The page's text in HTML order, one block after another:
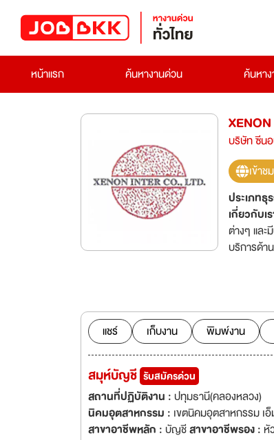
หน้าแรก
ค้นหางานด่วน ค้นหา
บริษัท ซีน
เข้าช
ประเภทธุ
เกี่ยวกับเ
ต่างๆ และ
บริการด้า
แชร์ เก็บงาน พิมพ์งาน
สมุห์บัญชี รับสมัครด่วน
สถานที่ปฏิบัติงาน :ปทุมธานี(คลองหลวง)
นิคมอุตสาหกรรม : เขตนิคมอุตสาหกรรม เ
สาขาอาชีพหลัก :บัญชีสาขาอาชีพรอง :หั